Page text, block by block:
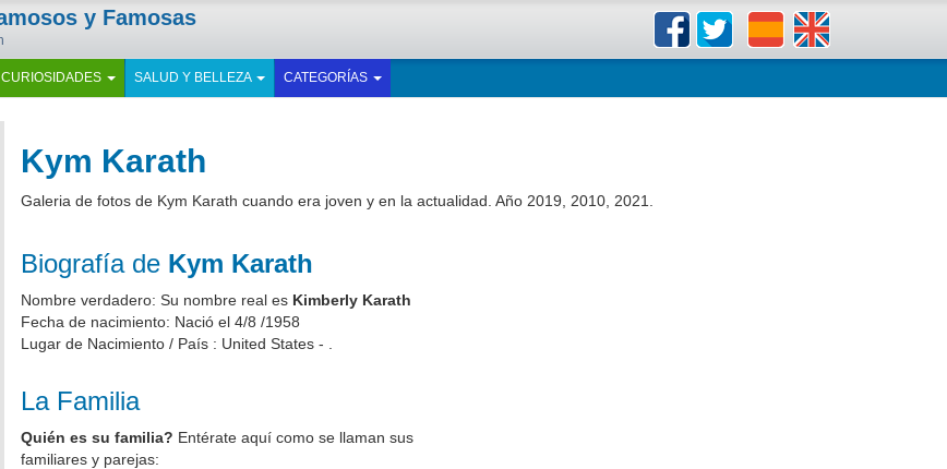
y Famosas
CURIOSIDADES SALUD Y BELLEZA CATEGORÍAS
Kym Karath
Galeria de fotos de Kym Karath cuando era joven y en la actualidad. Año 2019, 2010, 2021.
Biografía de Kym Karath
Nombre verdadero: Su nombre real es Kimberly Karath
Fecha de nacimiento: Nació el 4/8 /1958
Lugar de Nacimiento / País : United States - .
La Familia
Quién es su familia? Entérate aquí como se llaman sus
familiares y parejas: